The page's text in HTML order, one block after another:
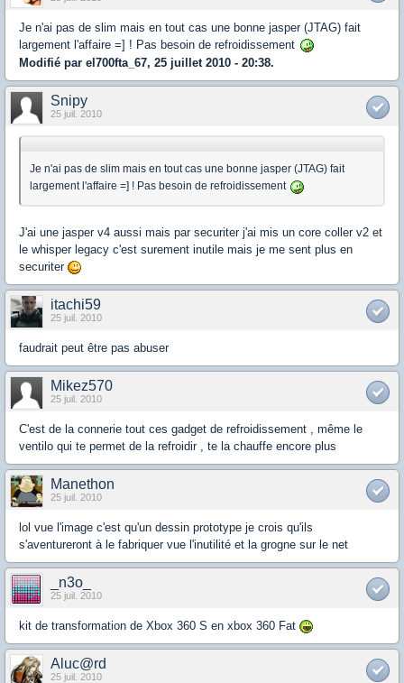
Je n'ai pas de slim mais en tout cas une bonne jasper (JTAG) fait
largement l'affaire =] ! Pas besoin de refroidissement
Modifié par el700fta_67, 25 juillet 2010 - 20:38.
Snipy
25 juil. 2010
Je n'ai pas de slim mais en tout cas une bonne jasper (JTAG) fait
largement l'affaire =] ! Pas besoin de refroidissement
J'ai une jasper v4 aussi mais par securiter j'ai mis un core coller v2 et
le whisper legacy c'est surement inutile mais je me sent plus en
securiter
itachi59
25 juil. 2010
faudrait peut être pas abuser
Mikez570
25 juil. 2010
C'est de la connerie tout ces gadget de refroidissement , même le
ventilo qui te permet de la refroidir , te la chauffe encore plus
Manethon
25 juil. 2010
lol vue l'image c'est qu'un dessin prototype je crois qu'ils
s'aventureront à le fabriquer vue l'inutilité et la grogne sur le net
_n3o_
25 juil. 2010
kit de transformation de Xbox 360 S en xbox 360 Fat
Aluc@rd
25 juil. 2010